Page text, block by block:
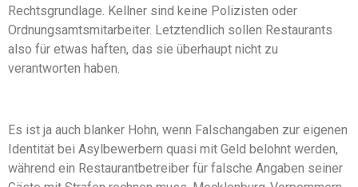
Rechtsgrundlage. Kellner sind keine Polizisten oder
Ordnungsamtsmitarbeiter. Letztendlich sollen Restaurants
also für etwas haften, das sie überhaupt nicht zu
verantworten haben.
Es ist ja auch blanker Hohn, wenn Falschangaben zur eigenen
Identität bei Asylbewerbern quasi mit Geld belohnt werden,
während ein Restaurantbetreiber für falsche Angaben seiner